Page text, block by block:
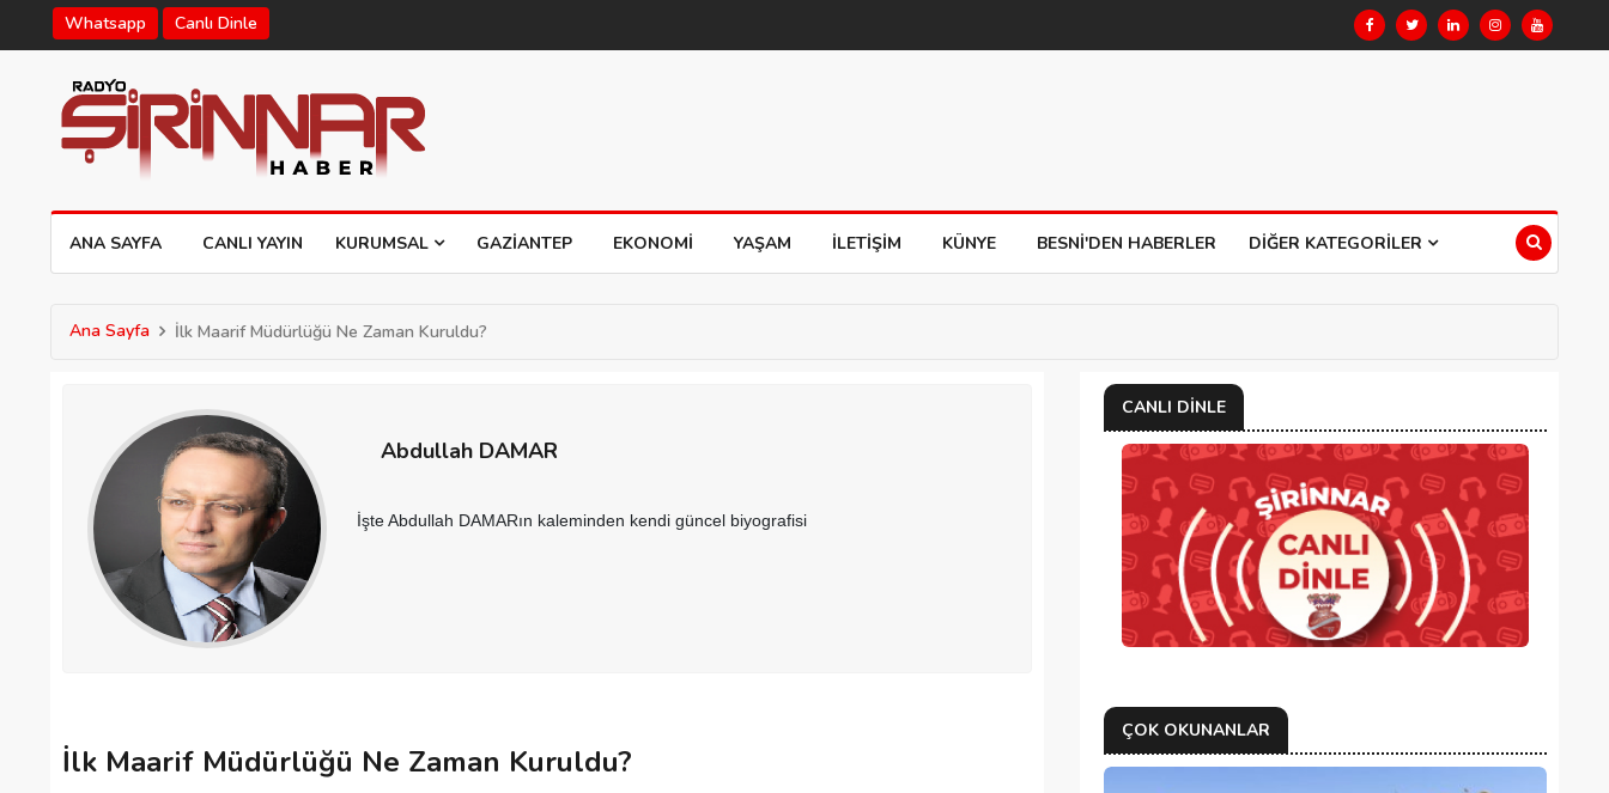
Whatsapp Canlı Dinle
ANA SAYFA CANLI YAYIN KURUMSAL GAZIANTEP EKONOMI YAŞAM İLETIŞIM KÜNYE BESNI'DEN HABERLER DIĞER KATEGORILER
Ana Sayfa İlk Maarif Müdürlüğü Ne Zaman Kuruldu?
Abdullah DAMAR
İşte Abdullah DAMARın kaleminden kendi güncel biyografisi
İlk Maarif Müdürlüğü Ne Zaman Kuruldu?
CANLI DINLE
ÇOK OKUNANLAR